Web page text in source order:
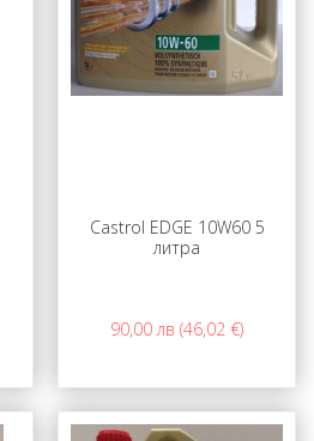
Castrol EDGE 10W60 5
литра
90,00 лв (46,02 €)